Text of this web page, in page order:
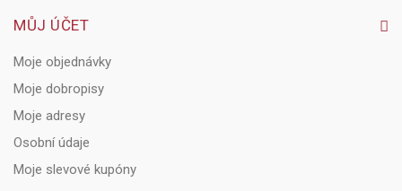
MŮJ ÚČET
Moje objednávky
Moje dobropisy
Moje adresy
Osobní údaje
Moje slevové kupóny